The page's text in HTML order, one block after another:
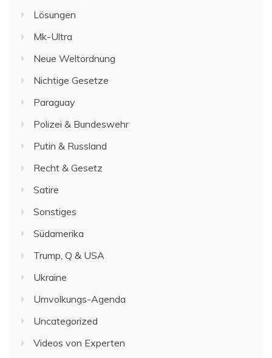
Lösungen
Mk-Ultra
Neue Weltordnung
Nichtige Gesetze
Paraguay
Polizei & Bundeswehr
Putin & Russland
Recht & Gesetz
Satire
Sonstiges
Südamerika
Trump, Q & USA
Ukraine
Umvolkungs-Agenda
Uncategorized
Videos von Experten